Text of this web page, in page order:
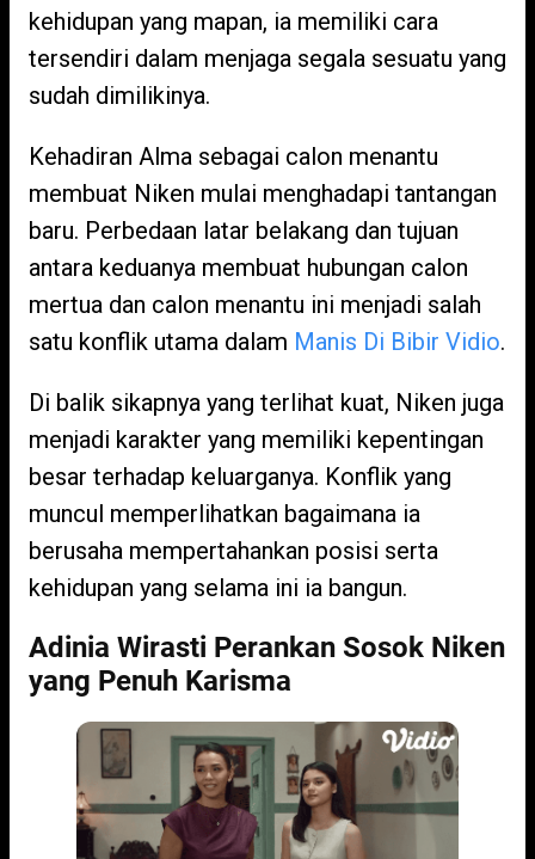
kehidupan yang mapan, ia memiliki cara
tersendiri dalam menjaga segala sesuatu yang
sudah dimilikinya.
Kehadiran Alma sebagai calon menantu
membuat Niken mulai menghadapi tantangan
baru. Perbedaan latar belakang dan tujuan
antara keduanya membuat hubungan calon
mertua dan calon menantu ini menjadi salah
satu konflik utama dalam Manis Di Bibir Vidio.
Di balik sikapnya yang terlihat kuat, Niken juga
menjadi karakter yang memiliki kepentingan
besar terhadap keluarganya. Konflik yang
muncul memperlihatkan bagaimana ia
berusaha mempertahankan posisi serta
kehidupan yang selama ini ia bangun.
Adinia Wirasti Perankan Sosok Niken
yang Penuh Karisma